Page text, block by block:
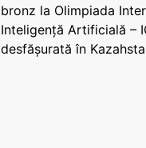
bronz la Olimpiada
Inteligență Artificială –
desfășurată în